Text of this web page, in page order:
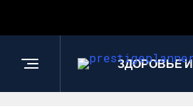
ЗДОРОВЬЕ